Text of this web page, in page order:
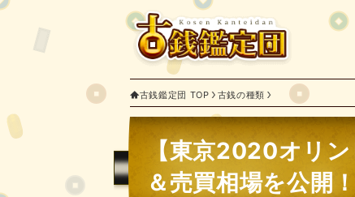
古銭鑑定団 TOP 古銭の種類
【東京2020オリ
＆売買相場を公開！